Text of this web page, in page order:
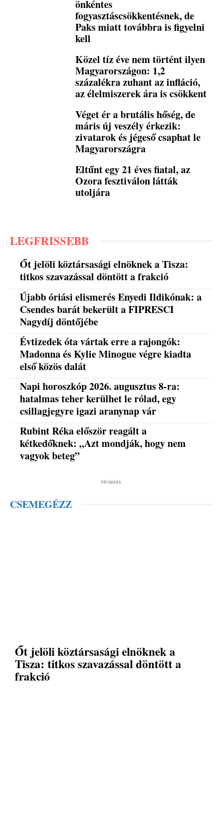
önkéntes
fogyasztáscsökkentésnek, de
Paks miatt továbbra is figyelni
kell
Közel tíz éve nem történt ilyen
Magyarországon: 1,2
százalékra zuhant az infláció,
az élelmiszerek ára is csökkent
Véget ér a brutális hőség, de
máris új veszély érkezik:
zivatarok és jégeső csaphat le
Magyarországra
Eltűnt egy 21 éves fiatal, az
Ozora fesztiválon látták
utoljára
LEGFRISSEBB
Őt jelöli köztársasági elnöknek a Tisza:
titkos szavazással döntött a frakció
Újabb óriási elismerés Enyedi Ildikónak: a
Csendes barát bekerült a FIPRESCI
Nagydíj döntőjébe
Évtizedek óta vártak erre a rajongók:
Madonna és Kylie Minogue végre kiadta
első közös dalát
Napi horoszkóp 2026. augusztus 8-ra:
hatalmas teher kerülhet le rólad, egy
csillagjegyre igazi aranynap vár
Rubint Réka először reagált a
kétkedőknek: „Azt mondják, hogy nem
vagyok beteg”
Hirdetés
CSEMEGÉZZ
Őt jelöli köztársasági elnöknek a
Tisza: titkos szavazással döntött a
frakció